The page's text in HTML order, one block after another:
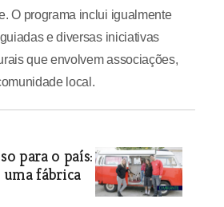
O programa inclui igualmente
e diversas iniciativas
que envolvem associações,
local.
para o país:
fábrica